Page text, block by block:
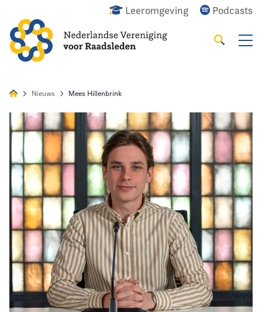
Leeromgeving Podcasts
Zoeken
Home
Agenda
Nieuws
Opleiding
Kennis & Informatie
Vereniging
Nieuws Mees Hillenbrink